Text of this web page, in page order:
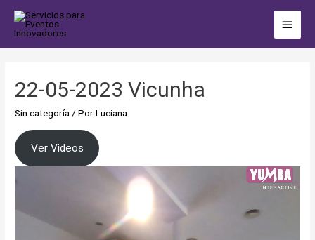
22-05-2023 Vicunha
Sin categoría / PorLuciana
Ver Videos